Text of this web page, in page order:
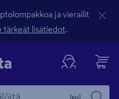
ja vierailit
tärkeät lisätiedot.